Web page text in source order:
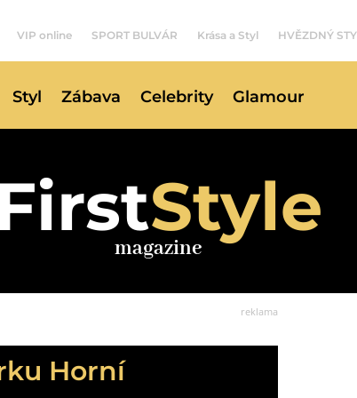
VIP online SPORT BULVÁR Krása a Styl HVĚZDNÝ
Styl Zábava Celebrity Glamour
FirstStyle
magazine
reklama
Horní